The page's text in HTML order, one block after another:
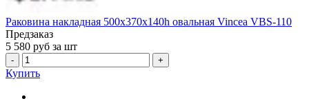
Раковина накладная 500x370x140h овальная Vincea VBS-110
Предзаказ
5 580 руб за шт
- +
Купить